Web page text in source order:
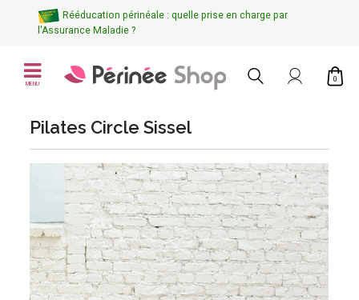
Rééducation périnéale : quelle prise en charge par
l'Assurance Maladie ?
MENU
0
Pilates Circle Sissel